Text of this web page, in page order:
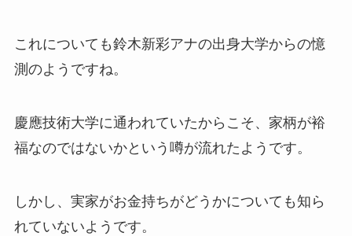
これについても鈴木新彩アナの出身大学からの憶
測のようですね。
慶應技術大学に通われていたからこそ、家柄が裕
福なのではないかという噂が流れたようです。
しかし、実家がお金持ちがどうかについても知ら
れていないようです。